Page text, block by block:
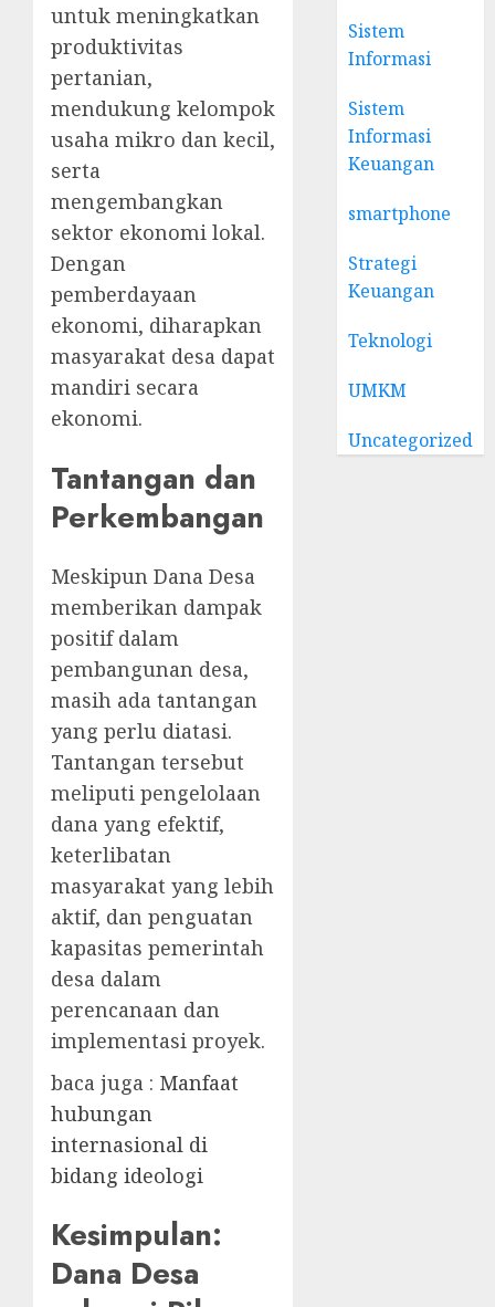
untuk meningkatkan
produktivitas
pertanian,
mendukung kelompok
usaha mikro dan kecil,
serta
mengembangkan
sektor ekonomi lokal.
Dengan
pemberdayaan
ekonomi, diharapkan
masyarakat desa dapat
mandiri secara
ekonomi.
Tantangan dan
Perkembangan
Meskipun Dana Desa
memberikan dampak
positif dalam
pembangunan desa,
masih ada tantangan
yang perlu diatasi.
Tantangan tersebut
meliputi pengelolaan
dana yang efektif,
keterlibatan
masyarakat yang lebih
aktif, dan penguatan
kapasitas pemerintah
desa dalam
perencanaan dan
implementasi proyek.
baca juga : Manfaat
hubungan
internasional di
bidang ideologi
Kesimpulan:
Dana Desa
Sistem
Informasi
Sistem
Informasi
Keuangan
smartphone
Strategi
Keuangan
Teknologi
UMKM
Uncategorized